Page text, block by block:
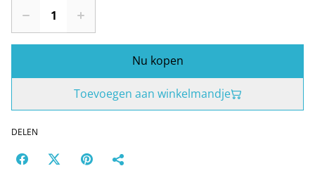
Nu kopen
Toevoegen aan winkelmandje
DELEN